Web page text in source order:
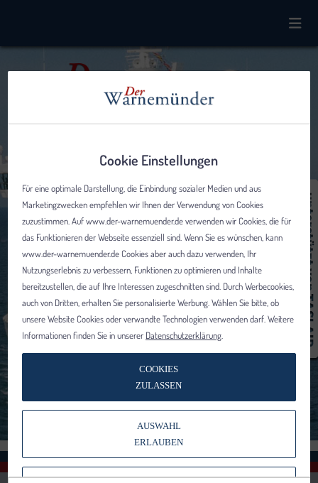
Cookie Einstellungen
Für eine optimale Darstellung, die Einbindung sozialer Medien und aus
Marketingzwecken empfehlen wir Ihnen der Verwendung von Cookies
zuzustimmen. Auf www.der-warnemuender.de verwenden wir Cookies, die für
das Funktionieren der Webseite essenziell sind. Wenn Sie es wünschen, kann
www.der-warnemuender.de Cookies aber auch dazu verwenden, Ihr
Nutzungserlebnis zu verbessern, Funktionen zu optimieren und Inhalte
bereitzustellen, die auf Ihre Interessen zugeschnitten sind. Durch Werbecookies,
auch von Dritten, erhalten Sie personalisierte Werbung. Wählen Sie bitte, ob
unsere Website Cookies oder verwandte Technologien verwenden darf. Weitere
Informationen finden Sie in unserer Datenschutzerklärung
COOKIES
ZULASSEN
AUSWAHL
ERLAUBEN